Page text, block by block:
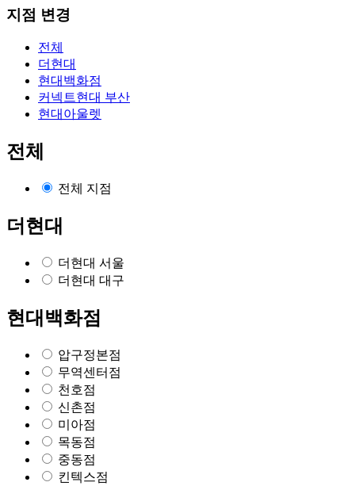
지점 변경
전체
더현대
현대백화점
커넥트현대 부산
현대아울렛
전체
전체 지점
더현대
더현대 서울
더현대 대구
현대백화점
압구정본점
무역센터점
천호점
신촌점
미아점
목동점
중동점
킨텍스점